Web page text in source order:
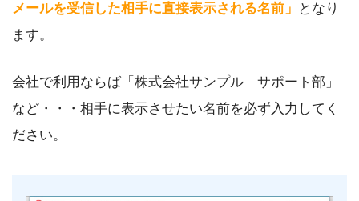
メールを受信した相手に直接表示される名前」
となり
ます。
会社で利用ならば「株式会社サンプル サポート部」
など・・・相手に表示させたい名前を必ず入力してく
ださい。